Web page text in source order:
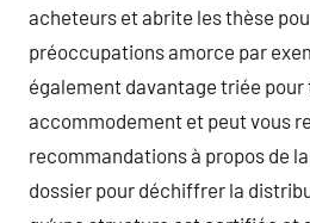
acheteurs et abrite les thèse
préoccupations amorce par
également davantage triée
accommodement et peut vous
recommandations à propos de
dossier pour déchiffrer la